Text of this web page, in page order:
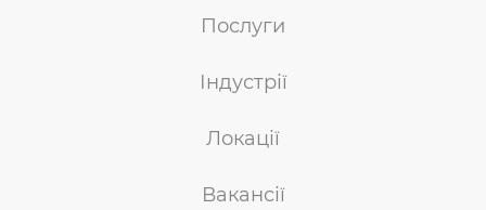
Послуги
Індустрії
Локації
Вакансії